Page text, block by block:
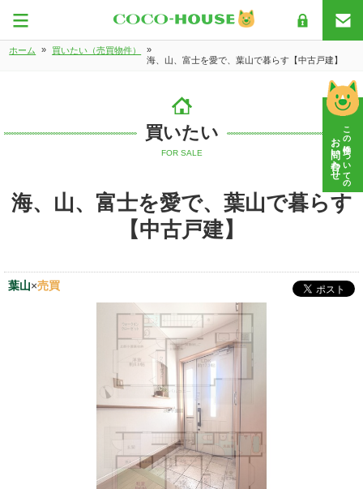
ホーム » 買いたい（売買物件）
»
海、山、富士を愛で、葉山で暮らす【中古戸建】
この物件についての
お問い合わせ
買いたい
FOR SALE
海、山、富士を愛で、葉山で暮らす
【中古戸建】
葉山×売買